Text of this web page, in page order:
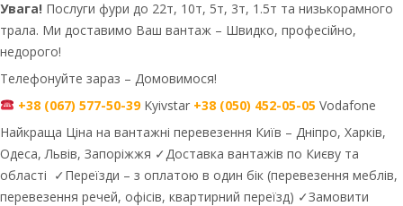
Увага! Послуги фури до 22т, 10т, 5т, 3т, 1.5т та низькорамного
трала. Ми доставимо Ваш вантаж – Швидко, професійно,
недорого!
Телефонуйте зараз – Домовимося!
+38 (067) 577-50-39Kyivstar +38 (050) 452-05-05Vodafone
Найкраща Ціна на вантажні перевезення Київ – Дніпро, Харків,
Одеса, Львів, Запоріжжя ✓Доставка вантажів по Києву та
області ✓Переїзди – з оплатою в один бік (перевезення меблів,
перевезення речей, офісів, квартирний переїзд) ✓Замовити